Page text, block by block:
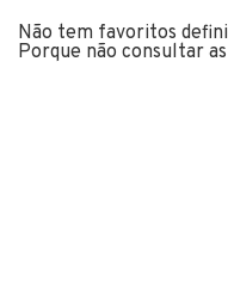
Não tem favoritos
Porque não consultar as